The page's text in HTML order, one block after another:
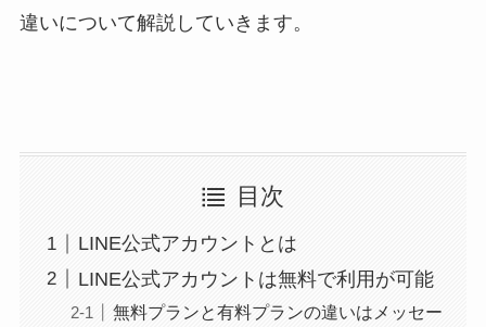
違いについて解説していきます。
目次
LINE公式アカウントとは
LINE公式アカウントは無料で利用が可能
無料プランと有料プランの違いはメッセー